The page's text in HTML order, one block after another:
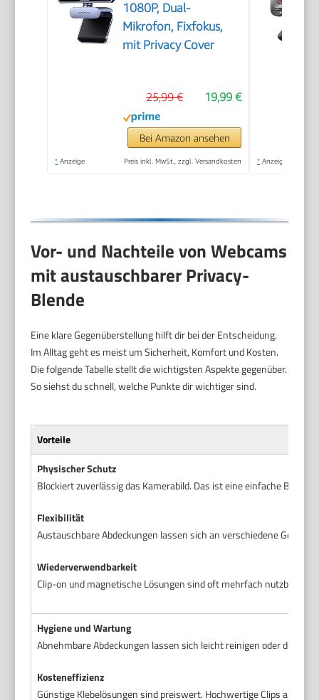
1080P, Dual-
Mikrofon, Fixfokus,
mit Privacy Cover
19,99 €
25,99 €
Bei Amazon ansehen
* Anzeige Preis inkl. MwSt., zzgl. Versandkosten * Anzeige
Vor- und Nachteile von Webcams
mit austauschbarer Privacy-
Blende
Eine klare Gegenüberstellung hilft dir bei der Entscheidung.
Im Alltag geht es meist um Sicherheit, Komfort und Kosten.
Die folgende Tabelle stellt die wichtigsten Aspekte gegenüber.
So siehst du schnell, welche Punkte dir wichtiger sind.
Vorteile
Physischer Schutz
Blockiert zuverlässig das Kamerabild. Das ist eine einfache
Flexibilität
Austauschbare Abdeckungen lassen sich an verschiedene Geräte
Wiederverwendbarkeit
Clip-on und magnetische Lösungen sind oft mehrfach nutzbar.
Hygiene und Wartung
Abnehmbare Abdeckungen lassen sich leicht reinigen oder
Kosteneffizienz
Günstige Klebelösungen sind preiswert. Hochwertige Clips